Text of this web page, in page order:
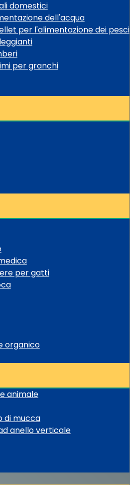
domestici
dell'acqua
per l'alimentazione dei pesci
per granchi
per gatti
organico
animale
di mucca
anello verticale